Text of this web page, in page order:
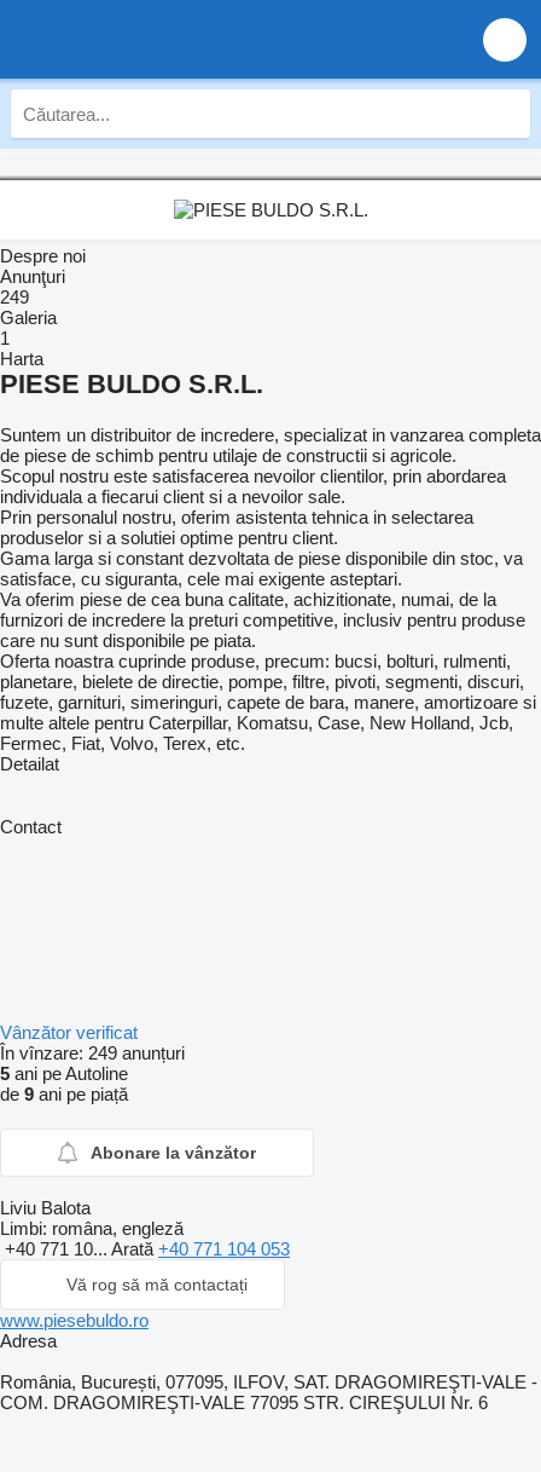
Despre noi
Anunţuri
249
Galeria
1
Harta
PIESE BULDO S.R.L.
Suntem un distribuitor de incredere, specializat in vanzarea completa
de piese de schimb pentru utilaje de constructii si agricole.
Scopul nostru este satisfacerea nevoilor clientilor, prin abordarea
individuala a fiecarui client si a nevoilor sale.
Prin personalul nostru, oferim asistenta tehnica in selectarea
produselor si a solutiei optime pentru client.
Gama larga si constant dezvoltata de piese disponibile din stoc, va
satisface, cu siguranta, cele mai exigente asteptari.
Va oferim piese de cea buna calitate, achizitionate, numai, de la
furnizori de incredere la preturi competitive, inclusiv pentru produse
care nu sunt disponibile pe piata.
Oferta noastra cuprinde produse, precum: bucsi, bolturi, rulmenti,
planetare, bielete de directie, pompe, filtre, pivoti, segmenti, discuri,
fuzete, garnituri, simeringuri, capete de bara, manere, amortizoare si
multe altele pentru Caterpillar, Komatsu, Case, New Holland, Jcb,
Fermec, Fiat, Volvo, Terex, etc.
Detailat
Contact
Vânzător verificat
În vînzare: 249 anunțuri
5 ani pe Autoline
de 9 ani pe piață
Abonare la vânzător
Liviu Balota
Limbi: româna, engleză
+40 771 10... Arată +40 771 104 053
Vă rog să mă contactați
www.piesebuldo.ro
Adresa
România, București, 077095, ILFOV, SAT. DRAGOMIREŞTI-VALE -
COM. DRAGOMIREŞTI-VALE 77095 STR. CIREŞULUI Nr. 6